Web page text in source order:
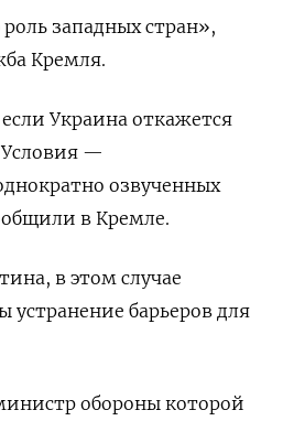
западных стран»,
Кремля.
Украина откажется
Условия —
озвученных
в Кремле.
в этом случае
барьеров для
обороны которой